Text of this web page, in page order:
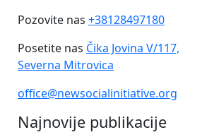
Pozovite nas +38128497180
Posetite nas Čika Jovina V/117,
Severna Mitrovica
office@newsocialinitiative.org
Najnovije publikacije